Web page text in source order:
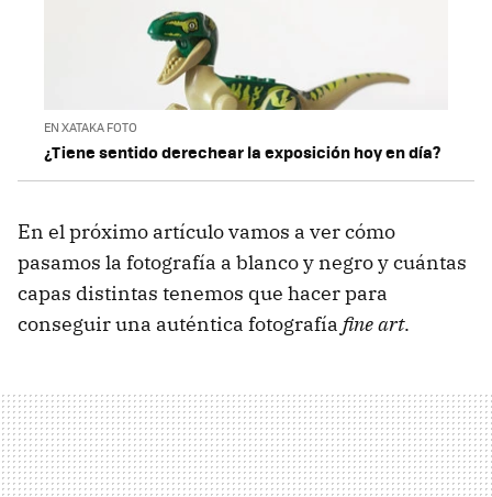
EN XATAKA FOTO
¿Tiene sentido derechear la exposición hoy en día?
En el próximo artículo vamos a ver cómo
pasamos la fotografía a blanco y negro y cuántas
capas distintas tenemos que hacer para
conseguir una auténtica fotografía fine art.